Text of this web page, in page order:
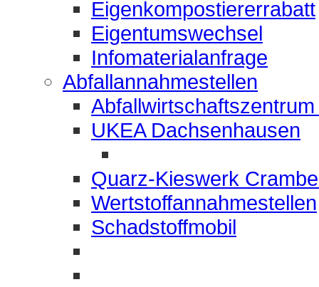
Eigenkompostiererrabatt
Eigentumswechsel
Infomaterialanfrage
Abfallannahmestellen
UKEA Dachsenhausen
Quarz-Kieswerk
Wertstoffannahmestellen
Schadstoffmobil